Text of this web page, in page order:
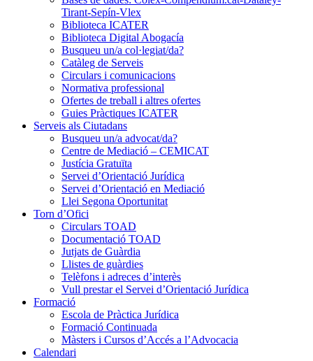
Tirant-Sepín-Vlex
Biblioteca ICATER
Biblioteca Digital Abogacía
Busqueu un/a col·legiat/da?
Catàleg de Serveis
Circulars i comunicacions
Normativa professional
Ofertes de treball i altres ofertes
Guies Pràctiques ICATER
Serveis als Ciutadans
Busqueu un/a advocat/da?
Centre de Mediació – CEMICAT
Justícia Gratuïta
Servei d’Orientació Jurídica
Servei d’Orientació en Mediació
Llei Segona Oportunitat
Torn d’Ofici
Circulars TOAD
Documentació TOAD
Jutjats de Guàrdia
Llistes de guàrdies
Telèfons i adreces d’interès
Vull prestar el Servei d’Orientació Jurídica
Formació
Escola de Pràctica Jurídica
Formació Continuada
Màsters i Cursos d’Accés a l’Advocacia
Calendari